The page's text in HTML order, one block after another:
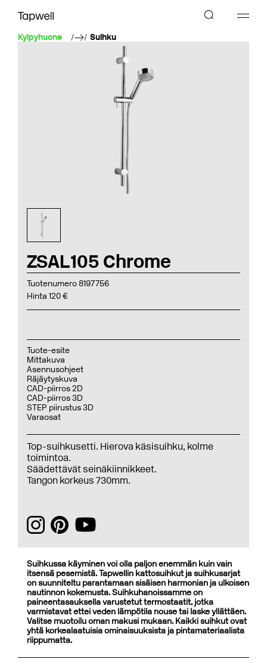
Kylpyhuone Suihku
ZSAL105 Chrome
Tuotenumero 8197756
Hinta 120 €
Tuote-esite
Mittakuva
Asennusohjeet
Räjäytyskuva
CAD-piirros 2D
CAD-piirros 3D
STEP piirustus 3D
Varaosat
Top-suihkusetti. Hierova käsisuihku, kolme
toimintoa.
Säädettävät seinäkiinnikkeet.
Tangon korkeus 730mm.
Suihkussa käyminen voi olla paljon enemmän kuin vain
itsensä pesemistä. Tapwellin kattosuihkut ja suihkusarjat
on suunniteltu parantamaan sisäisen harmonian ja ulkoisen
nautinnon kokemusta. Suihkuhanoissamme on
paineentasauksella varustetut termostaatit, jotka
varmistavat ettei veden lämpötila nouse tai laske yllättäen.
Valitse muotoilu oman makusi mukaan. Kaikki suihkut ovat
yhtä korkealaatuisia ominaisuuksista ja pintamateriaalista
riippumatta.